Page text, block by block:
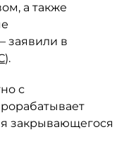
а также
заявили в
).
с
закрывающегося